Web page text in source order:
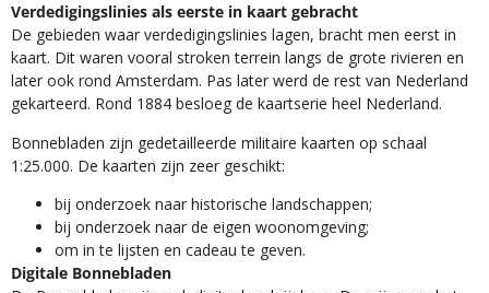
Verdedigingslinies als eerste in kaart gebracht
De gebieden waar verdedigingslinies lagen, bracht men eerst in
kaart. Dit waren vooral stroken terrein langs de grote rivieren en
later ook rond Amsterdam. Pas later werd de rest van Nederland
gekarteerd. Rond 1884 besloeg de kaartserie heel Nederland.
Bonnebladen zijn gedetailleerde militaire kaarten op schaal
1:25.000. De kaarten zijn zeer geschikt:​
​bij onderzoek naar historische landschappen;
bij onderzoek naar de eigen woonomgeving;
om in te lijsten en cadeau te geven.
Digitale Bonnebladen